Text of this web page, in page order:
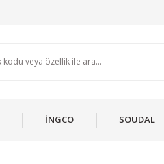
İNGCO SOUDAL